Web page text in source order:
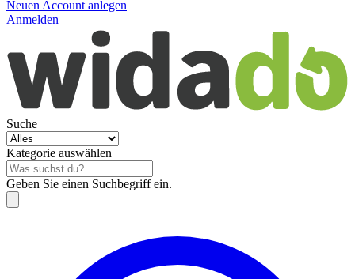
Neuen Account anlegen
Anmelden
Suche
Kategorie auswählen
Geben Sie einen Suchbegriff ein.